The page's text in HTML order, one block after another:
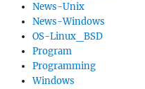
News-Unix
News-Windows
OS-Linux_BSD
Program
Programming
Windows